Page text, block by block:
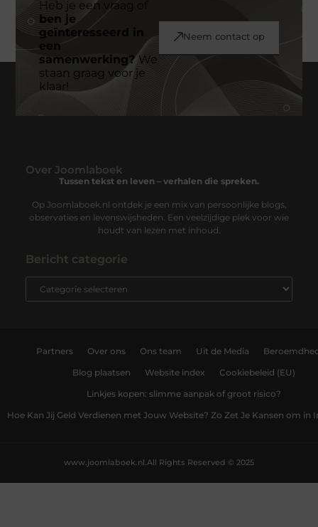
Heb je een vraag of
ben je
geïnteresseerd in
een
samenwerking? We
staan graag voor je
klaar!
Neem contact op
Over Joomlaboek
Tussen tekst en leven – verhalen die spreken.
Op Joomlaboek.nl ontdek je een mix van persoonlijke blogs,
observaties en levenswijsheden. Een veelzijdige plek voor wie
houdt van lezen met inhoud.
Bericht categorie
Partners Over ons Ons team Uit de Media
Blog plaatsen Website index Cookiebeleid (EU)
Linkjes kopen: slimme aanpak of groot risico?
Hoe Kan Jij Geld Verdienen met Jouw Website? Zo Zet Je Kansen om in
All Rights Reserved © 2025
www.joomlaboek.nl.